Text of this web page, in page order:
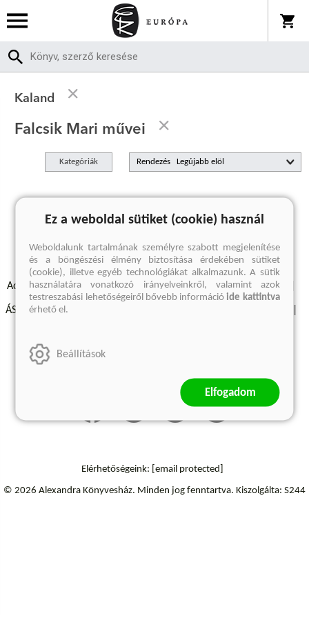
Kaland
Falcsik Mari művei
Kategóriák Rendezés
A keresett kifejezésre nincs találat
Adatvédelmi szabályzatok Elállási felmondási nyilatkozat
ÁSZF - Vásárlási feltételek
Elérhetőségeink: [email protected]
© 2026 Alexandra Könyvesház. Minden jog fenntartva. Kiszolgálta: S244
Ez a weboldal sütiket (cookie) használ
Weboldalunk tartalmának személyre szabott megjelenítése
és a böngészési élmény biztosítása érdekében sütiket
(cookie), illetve egyéb technológiákat alkalmazunk. A sütik
használatára vonatkozó irányelveinkről, valamint azok
testreszabási lehetőségeiről bővebb információide kattintva
érhető el.
Beállítások
Elfogadom